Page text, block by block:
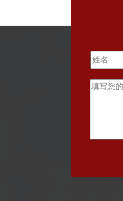
期担任企业管理与营销顾问。